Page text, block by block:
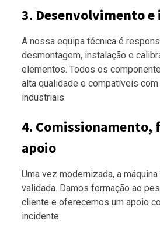
3. Desenvolvimento e
A nossa equipa técnica é
desmontagem, instalação e
elementos. Todos os
alta qualidade e compatíveis
industriais.
4. Comissionamento,
apoio
Uma vez modernizada, a
validada. Damos formação ao
cliente e oferecemos um apoio
incidente.